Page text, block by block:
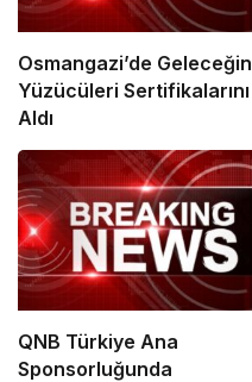
Osmangazi’de Geleceğin
Yüzücüleri Sertifikalarını
Aldı
QNB Türkiye Ana
Sponsorluğunda